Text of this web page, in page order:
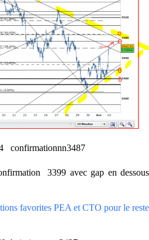
confirmationnn3487
3399 avec gap en dessous
favorites PEA et CTO pour le reste